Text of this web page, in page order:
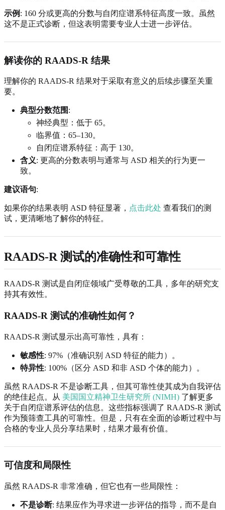
示例 : 160 分或更高的分数与自闭症谱系特征高度一致。虽然
这不是正式诊断，但这表明需要专业人士进一步评估。
解读你的 RAADS-R 结果
理解你的 RAADS-R 结果对于采取有意义的后续步骤至关重
要。
典型分数范围 :
神经典型：低于 65。
临界值：65–130。
自闭症谱系特征：高于 130。
含义: 更高的分数表明与通常与 ASD 相关的行为更一
致。
建议语句:
如果你的结果表明 ASD 特征显著， 点击此处 查看我们的测
试，更清晰地了解你的特征。
RAADS-R 测试的准确性和可靠性
RAADS-R 测试是自闭症领域广受尊敬的工具，多年的研究支
持其有效性。
RAADS-R 测试的准确性如何？
RAADS-R 测试显示出高可靠性，具有：
敏感性: 97%（准确识别 ASD 特征的能力）。
特异性: 100%（区分 ASD 和非 ASD 个体的能力）。
虽然 RAADS-R 不是诊断工具，但其可靠性使其成为自我评估
的绝佳起点。从 美国国立精神卫生研究所 (NIMH) 了解更多
关于自闭症谱系评估的信息。这些指标强调了 RAADS-R 测试
作为预筛查工具的可靠性。但是，只有在全面的诊断过程中与
合格的专业人员分享结果时，结果才最有价值。
可信度和局限性
虽然 RAADS-R 非常准确，但它也有一些局限性：
不是诊断: 结果应作为寻求进一步评估的指导，而不是自